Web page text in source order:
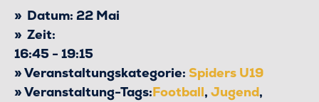
Datum: 22 Mai
Zeit:
16:45 - 19:15
Veranstaltungskategorie: Spiders U19
Veranstaltung-Tags:Football, Jugend,